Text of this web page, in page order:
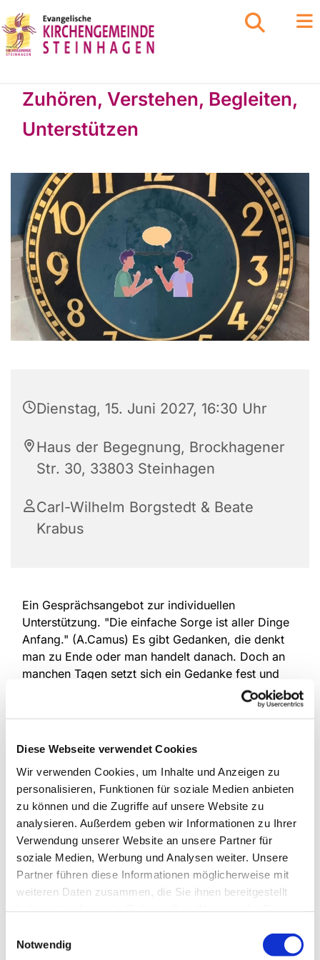
Diese Webseite verwendet Cookies
Wir verwenden Cookies, um Inhalte und Anzeigen zu
personalisieren, Funktionen für soziale Medien anbieten
zu können und die Zugriffe auf unsere Website zu
analysieren. Außerdem geben wir Informationen zu Ihrer
Verwendung unserer Website an unsere Partner für
soziale Medien, Werbung und Analysen weiter. Unsere
Partner führen diese Informationen möglicherweise mit
weiteren Daten zusammen, die Sie ihnen bereitgestellt
Notwendig
Zuhören, Verstehen, Begleiten,
Unterstützen
Dienstag, 15. Juni 2027, 16:30 Uhr
Haus der Begegnung, Brockhagener
Str. 30, 33803 Steinhagen
Carl-Wilhelm Borgstedt & Beate
Krabus
Ein Gesprächsangebot zur individuellen
Unterstützung. "Die einfache Sorge ist aller Dinge
Anfang." (A.Camus) Es gibt Gedanken, die denkt
man zu Ende oder man handelt danach. Doch an
manchen Tagen setzt sich ein Gedanke fest und
will nicht so recht verschwinden. Es umtreibt einen
die Suche nach einer Lösung. Doch diese will sich
sie einladen das Gespräch zu suchen! Wenn Ihnen
des Redens fehlt, öffnen wir gerne Herz und Ohr
für Sie und suchen gemeinsam und in einem
geschützten Rahmen nach einer geeigneten
Strategie, mit den geteilten Gesprächsinhalten
lösungsorientiert umzugehen.
Informationen erhalten Sie bei Birgit Kunisch, Tel.:
0151 / 72 14 02 6